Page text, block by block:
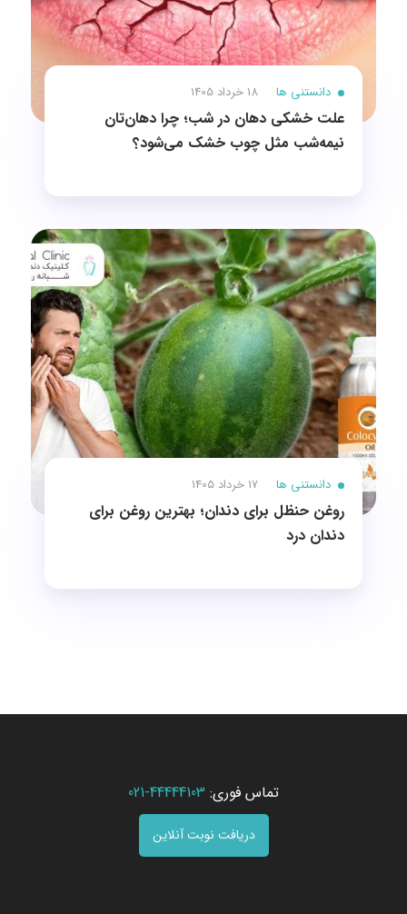
دانستنی ها 18 خرداد 1405
علت خشکی دهان در شب؛ چرا دهان‌تان
نیمه‌شب مثل چوب خشک می‌شود؟
دانستنی ها 17 خرداد 1405
روغن حنظل برای دندان؛ بهترین روغن برای
دندان درد
تماس فوری: 44444103-021
دریافت نوبت آنلاین